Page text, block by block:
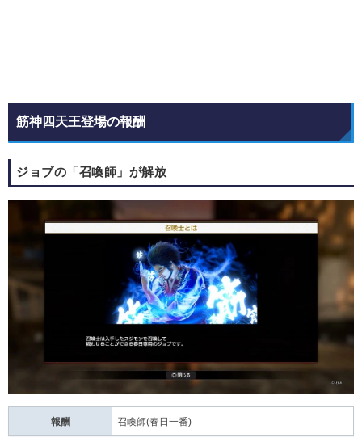
筋神四天王登場の報酬
ジョブの「召喚師」が解放
報酬 召喚師(春日一番)